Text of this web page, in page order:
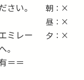
さい。
ミレー
＝＝
朝：×
昼：×
夕：×